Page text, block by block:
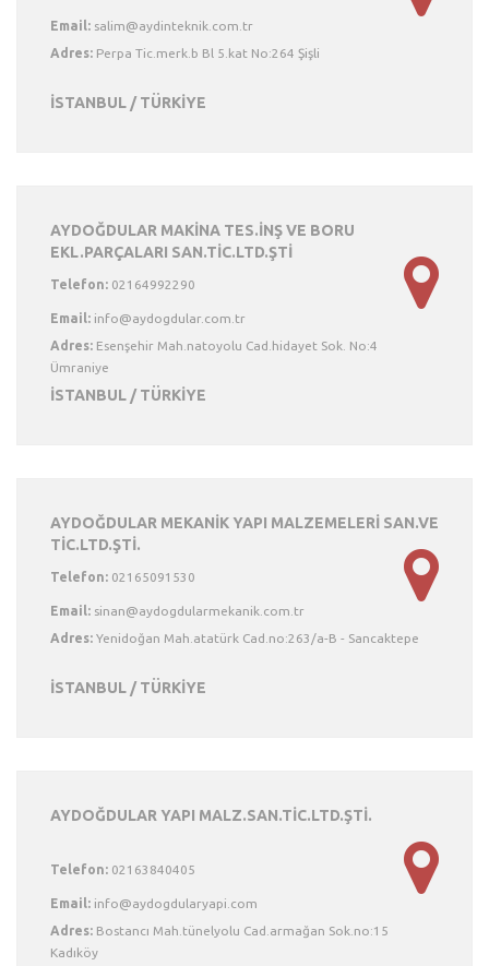
Email:
Adres: Perpa Tic.merk.b Bl 5.kat No:264 Şişli
İSTANBUL / TÜRKİYE
AYDOĞDULAR MAKİNA TES.İNŞ VE BORU
EKL.PARÇALARI SAN.TİC.LTD.ŞTİ
Telefon: 02164992290
Email:
Adres: Esenşehir Mah.natoyolu Cad.hidayet Sok. No:4
Ümraniye
İSTANBUL / TÜRKİYE
AYDOĞDULAR MEKANİK YAPI MALZEMELERİ SAN.VE
TİC.LTD.ŞTİ.
Telefon: 02165091530
Email:
Adres: Yenidoğan Mah.atatürk Cad.no:263/a-B - Sancaktepe
İSTANBUL / TÜRKİYE
AYDOĞDULAR YAPI MALZ.SAN.TİC.LTD.ŞTİ.
Telefon: 02163840405
Email:
Adres: Bostancı Mah.tünelyolu Cad.armağan Sok.no:15
Kadıköy